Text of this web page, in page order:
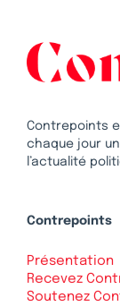
Contrepoints
chaque jour
l’actualité
Contrepoints
Présentation
Recevez
Soutenez